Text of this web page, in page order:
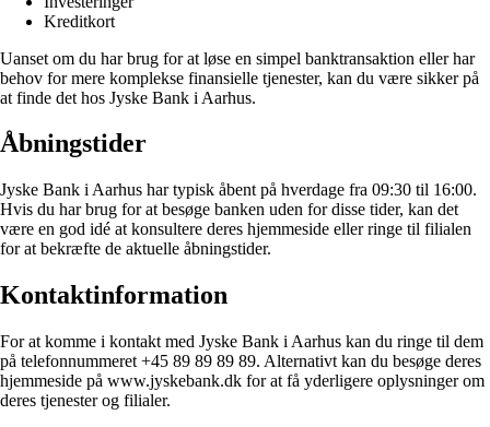
Kreditkort
Uanset om du har brug for at løse en simpel banktransaktion eller har
behov for mere komplekse finansielle tjenester, kan du være sikker på
at finde det hos Jyske Bank i Aarhus.
Åbningstider
Jyske Bank i Aarhus har typisk åbent på hverdage fra 09:30 til 16:00.
Hvis du har brug for at besøge banken uden for disse tider, kan det
være en god idé at konsultere deres hjemmeside eller ringe til filialen
for at bekræfte de aktuelle åbningstider.
Kontaktinformation
For at komme i kontakt med Jyske Bank i Aarhus kan du ringe til dem
på telefonnummeret +45 89 89 89 89. Alternativt kan du besøge deres
hjemmeside på www.jyskebank.dk for at få yderligere oplysninger om
deres tjenester og filialer.